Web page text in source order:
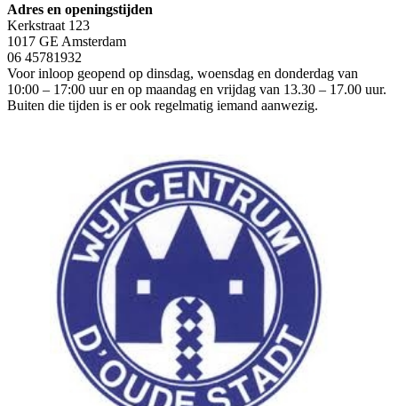
Adres en openingstijden
Kerkstraat 123
1017 GE Amsterdam
06 45781932
Voor inloop geopend op dinsdag, woensdag en donderdag van
10:00 – 17:00 uur en op maandag en vrijdag van 13.30 – 17.00 uur.
Buiten die tijden is er ook regelmatig iemand aanwezig.